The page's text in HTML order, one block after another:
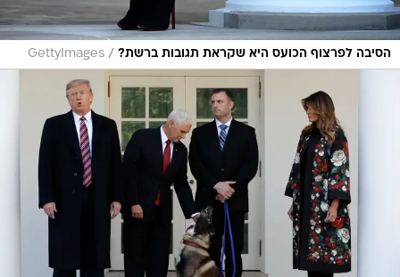
הסיבה לפרצוף הכועס היא שקראת תגובות ברשת? /
GettyImages